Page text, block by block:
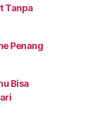
Tanpa
Penang
Bisa